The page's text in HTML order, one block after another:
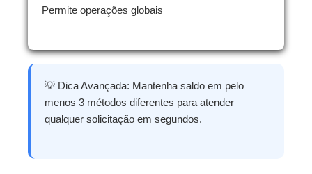
Permite operações globais
💡 Dica Avançada: Mantenha saldo em pelo
menos 3 métodos diferentes para atender
qualquer solicitação em segundos.